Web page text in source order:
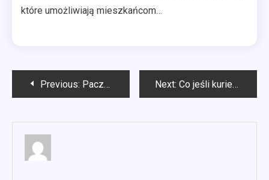
które umożliwiają mieszkańcom…
Nawigacja
Previous: Paczka do Norwegii cena Next: Co jeśli kurier nie zastanie nikogo w domu?